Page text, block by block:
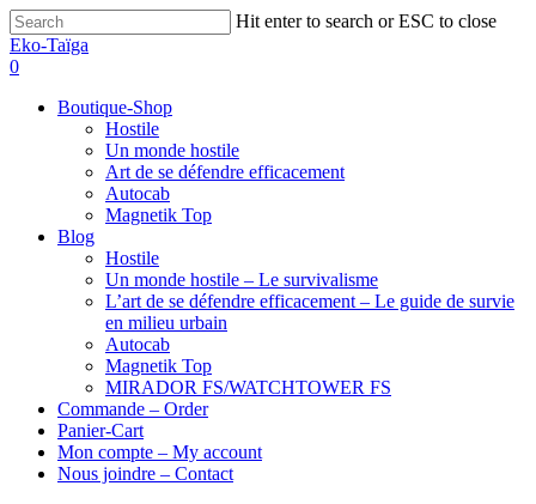
Hit enter to search or ESC to close
Eko-Taïga
0
Boutique-Shop
Hostile
Un monde hostile
Art de se défendre efficacement
Autocab
Magnetik Top
Blog
Hostile
Un monde hostile – Le survivalisme
L’art de se défendre efficacement – Le guide de survie
en milieu urbain
Autocab
Magnetik Top
MIRADOR FS/WATCHTOWER FS
Commande – Order
Panier-Cart
Mon compte – My account
Nous joindre – Contact